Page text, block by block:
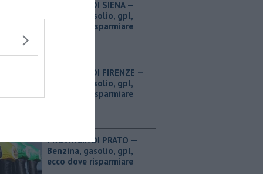
PROVINCIA DI SIENA — ​
Benzina, gasolio, gpl,
ecco dove risparmiare
PROVINCIA DI FIRENZE — ​
Benzina, gasolio, gpl,
ecco dove risparmiare
PROVINCIA DI PRATO — ​
Benzina, gasolio, gpl,
ecco dove risparmiare